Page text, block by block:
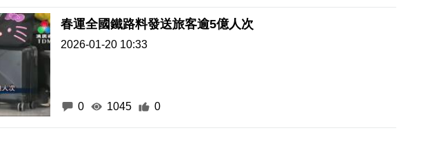
春運全國鐵路料發送旅客逾5億人次
2026-01-20 10:33
0 1045 0